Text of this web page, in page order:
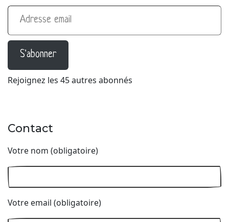
Adresse email
S'abonner
Rejoignez les 45 autres abonnés
Contact
Votre nom (obligatoire)
Votre email (obligatoire)